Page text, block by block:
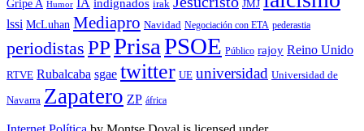
Gripe A Humor IA indignados irak JMJ
lssi McLuhan Mediapro Navidad Negociación con ETA pederastia
periodistas PPPrisaPSOE Público rajoy Reino Unido
RTVE Rubalcaba sgae twitter UE universidad Universidad de
Navarra Zapatero ZP áfrica